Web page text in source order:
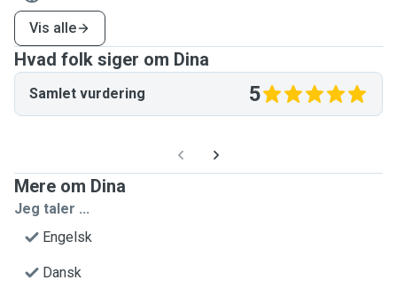
Vis alle
Hvad folk siger om Dina
Samlet vurdering 5
Mere om Dina
Jeg taler ...
Engelsk
Dansk